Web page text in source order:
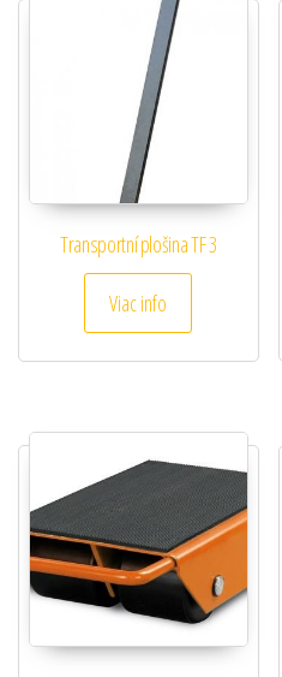
Transportní plošina TF 3
Viac info